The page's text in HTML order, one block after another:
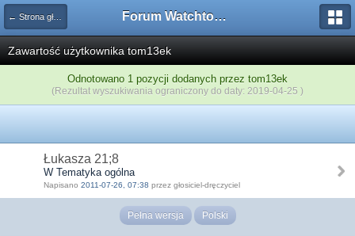
← Strona główna Forum Watchtower
Zawartość użytkownika tom13ek
Odnotowano 1 pozycji dodanych przez tom13ek
(Rezultat wyszukiwania ograniczony do daty: 2019-04-25 )
Łukasza 21;8
W Tematyka ogólna
Napisano 2011-07-26, 07:38 przez głosiciel-dręczyciel
Pełna wersja Polski